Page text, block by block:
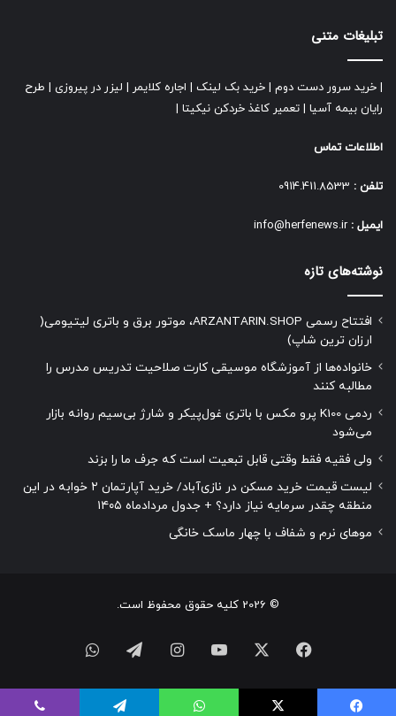
تبلیغات متنی
خرید سرور دست دوم خرید بک لینک اجاره کلایمر لیزر در پیروزی
طرح
رایان بیمه آسیا
تعمیر کاغذ خردکن نیکیتا
اطلاعات تماس
تلفن :
ایمیل : info@herfenews.ir
نوشته‌های تازه
افتتاح رسمی ARZANTARIN.SHOP، موتور برق و باتری لیتیومی(
ارزان ترین شاپ)
خانواده‌ها از آموزشگاه موسیقی کارت صلاحیت تدریس مدرس را
مطالبه کنند
ردمی K100 پرو مکس با باتری غول‌پیکر و شارژ بی‌سیم روانه بازار
می‌شود
ولی فقیه فقط وقتی قابل تبعیت است که جرف ما را بزند
لیست قیمت خرید مسکن در نازی‌آباد/ خرید آپارتمان ۲ خوابه در این
منطقه چقدر سرمایه نیاز دارد؟ + جدول مردادماه ۱۴۰۵
موهای نرم و شفاف با چهار ماسک خانگی
© 2026 کلیه حقوق محفوظ است.
فیسبوک ایکس یوتیوب اینستاگرامتلگرام
آپ